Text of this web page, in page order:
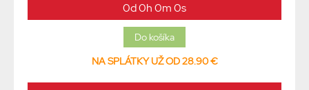
0d 0h 0m 0s
NA SPLÁTKY UŽ OD 28.90 €